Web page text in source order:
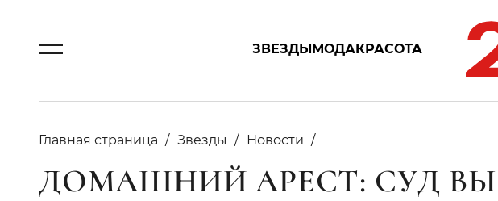
ЗВЕЗДЫМОДАКРАСОТА
Главная страница Звезды Новости
ДОМАШНИЙ АРЕСТ: СУД